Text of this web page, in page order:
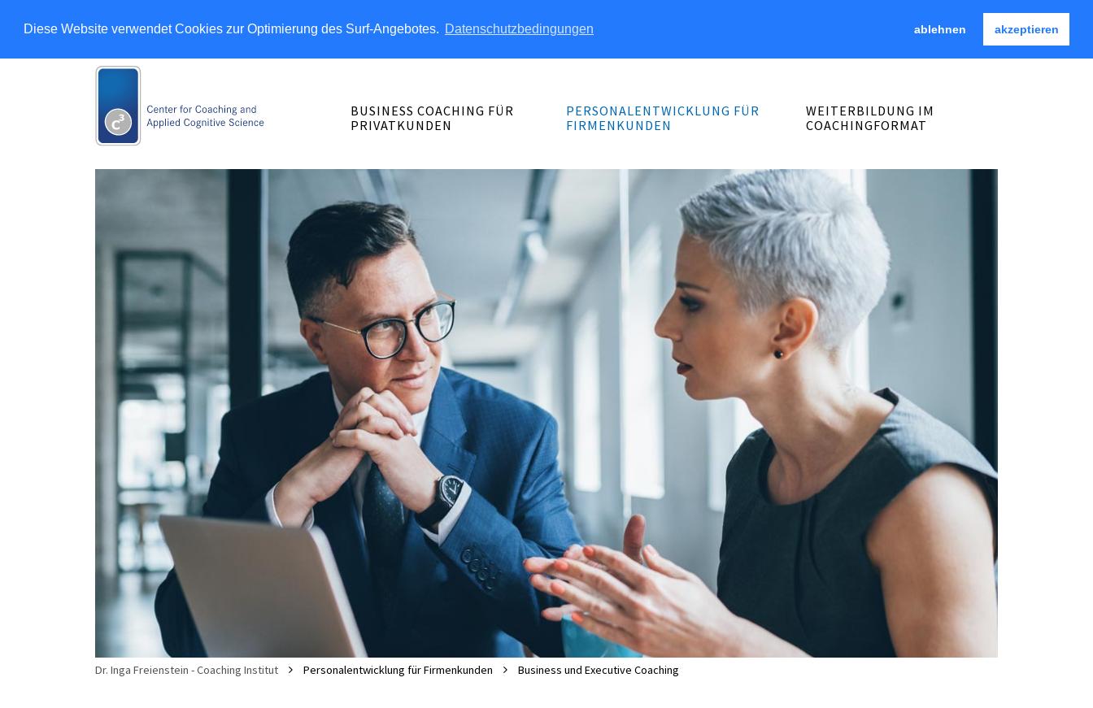
Diese Website verwendet Cookies zur Optimierung des Surf-Angebotes. Datenschutzbedingungen ablehnen akzeptieren
MEDIATHEK
BUSINESS COACHING FÜR
PRIVATKUNDEN
PERSONALENTWICKLUNG FÜR
FIRMENKUNDEN
WEITERBILDUNG IM
COACHINGFORMAT
Dr. Inga Freienstein - Coaching Institut Personalentwicklung für Firmenkunden Business und Executive Coaching